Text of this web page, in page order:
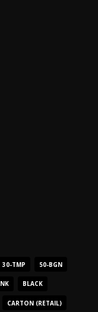
30-TMP 50-BGN
BLACK
CARTON (RETAIL)